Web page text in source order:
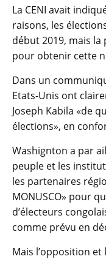
La CENI avait
raisons, les
début 2019, mais
pour obtenir cette
Dans un
Etats-Unis ont
Joseph Kabila «de
élections», en
Washignton a par
peuple et les
les partenaires
MONUSCO» pour
d’électeurs
comme prévu en
Mais l’opposition et